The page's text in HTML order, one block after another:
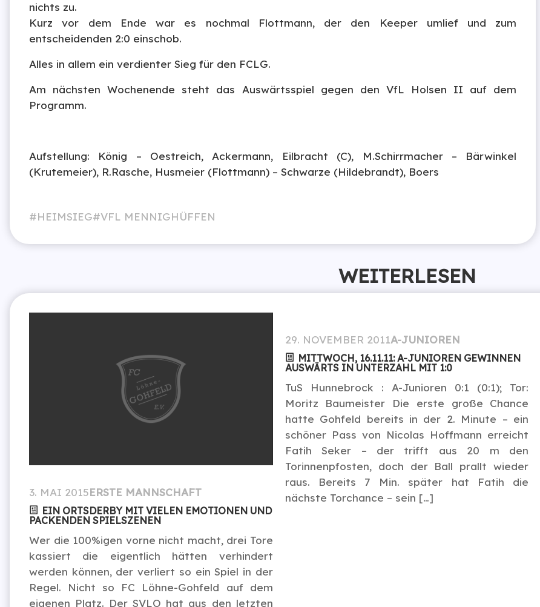
nichts zu.
Kurz vor dem Ende war es nochmal Flottmann, der den Keeper umlief und zum
entscheidenden 2:0 einschob.
Alles in allem ein verdienter Sieg für den FCLG.
Am nächsten Wochenende steht das Auswärtsspiel gegen den VfL Holsen II auf dem
Programm.
Aufstellung: König – Oestreich, Ackermann, Eilbracht (C), M.Schirrmacher – Bärwinkel
(Krutemeier), R.Rasche, Husmeier (Flottmann) – Schwarze (Hildebrandt), Boers
HEIMSIEG VFL MENNIGHÜFFEN
WEITERLESEN
3. MAI 2015ERSTE MANNSCHAFT
EIN ORTSDERBY MIT VIELEN EMOTIONEN UND
PACKENDEN SPIELSZENEN
Wer die 100%igen vorne nicht macht, drei Tore
kassiert die eigentlich hätten verhindert
werden können, der verliert so ein Spiel in der
Regel. Nicht so FC Löhne-Gohfeld auf dem
eigenen Platz. Der SVLO hat aus den letzten
29. NOVEMBER 2011A-JUNIOREN
MITTWOCH, 16.11.11: A-JUNIOREN GEWINNEN
AUSWÄRTS IN UNTERZAHL MIT 1:0
TuS Hunnebrock : A-Junioren 0:1 (0:1); Tor:
Moritz Baumeister Die erste große Chance
hatte Gohfeld bereits in der 2. Minute – ein
schöner Pass von Nicolas Hoffmann erreicht
Fatih Seker – der trifft aus 20 m den
Torinnenpfosten, doch der Ball prallt wieder
raus. Bereits 7 Min. später hat Fatih die
nächste Torchance – sein […]